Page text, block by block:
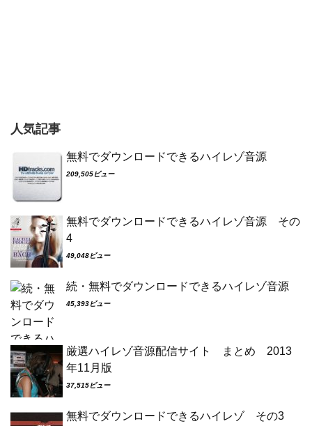
人気記事
無料でダウンロードできるハイレゾ音源
209,505ビュー
無料でダウンロードできるハイレゾ音源 その
4
49,048ビュー
続・無料でダウンロードできるハイレゾ音源
45,393ビュー
厳選ハイレゾ音源配信サイト まとめ 2013
年11月版
37,515ビュー
無料でダウンロードできるハイレゾ その3